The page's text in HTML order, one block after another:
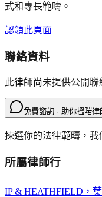
式和專長範疇。
認領此頁面
聯絡資料
此律師尚未提供公開聯
免費諮詢 · 助你搵啱律
揀選你的法律範疇，我
所屬律師行
IP & HEATHFIELD ，